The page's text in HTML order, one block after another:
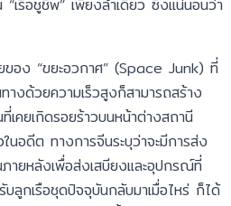
เรือชูชีพ” เพียงลำเดียว ซึ่งแน่นอนว่า
อง “ขยะอวกาศ” (Space Junk) ที่
างด้วยความเร็วสูงก็สามารถสร้าง
เคยเกิดรอยร้าวบนหน้าต่างสถานี
นอดีต ทางการจีนระบุว่าจะมีการส่ง
ายหลังเพื่อส่งเสบียงและอุปกรณ์ที่
บลูกเรือชุดปัจจุบันกลับมาเมื่อไหร่ ก็ได้